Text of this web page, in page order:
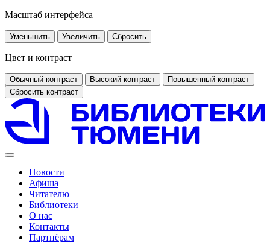
Масштаб интерфейса
Уменьшить Увеличить Сбросить
Цвет и контраст
Обычный контраст Высокий контраст
Повышенный контраст
Сбросить контраст
Новости
Афиша
Читателю
Библиотеки
О нас
Контакты
Партнёрам